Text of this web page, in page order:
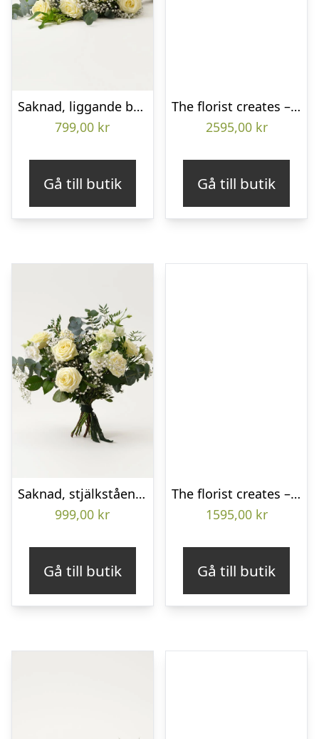
Saknad, liggande bukett
799,00 kr
Gå till butik
The florist creates – Funeral heart
2595,00 kr
Gå till butik
Saknad, stjälkstående bukett
999,00 kr
Gå till butik
The florist creates – Funeral decoration
1595,00 kr
Gå till butik